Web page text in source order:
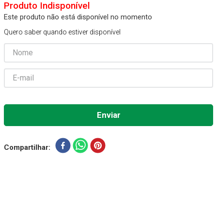
Este produto não está disponível no momento
Quero saber quando estiver disponível
Compartilhar
5º Absorvente Geriatrico
6 º Estetoscopio Littmann
Aparelho Pressão
8º Gaze Esteril
9º